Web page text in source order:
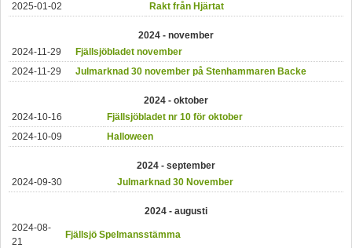
2025-01-02
Rakt från Hjärtat
2024 - november
2024-11-29
Fjällsjöbladet november
2024-11-29
Julmarknad 30 november på Stenhammaren Backe
2024 - oktober
2024-10-16
Fjällsjöbladet nr 10 för oktober
2024-10-09
Halloween
2024 - september
2024-09-30
Julmarknad 30 November
2024 - augusti
2024-08-
21
Fjällsjö Spelmansstämma